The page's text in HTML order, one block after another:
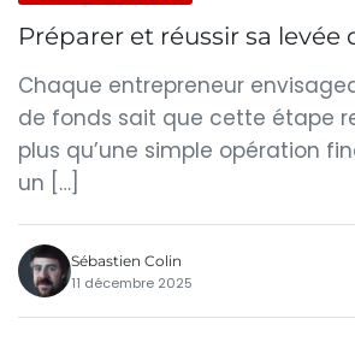
Préparer et réussir sa levée
Chaque entrepreneur
de fonds sait que cette étape
plus qu’une simple opération
un […]
Sébastien Colin
11 décembre 2025